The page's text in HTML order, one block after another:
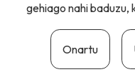
gehiago nahi baduzu,
Onartu